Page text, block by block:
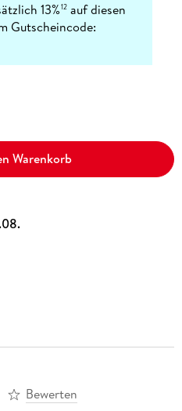
13%12 auf diesen
Gutscheincode:
Warenkorb
Bewerten